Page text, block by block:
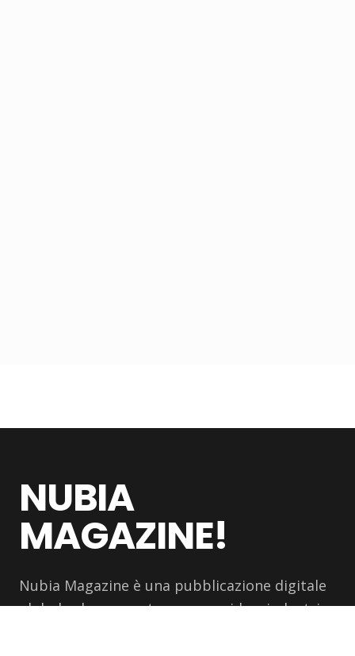
NUBIA
MAGAZINE!
Nubia Magazine è una pubblicazione digitale
globale che racconta persone, idee, industrie